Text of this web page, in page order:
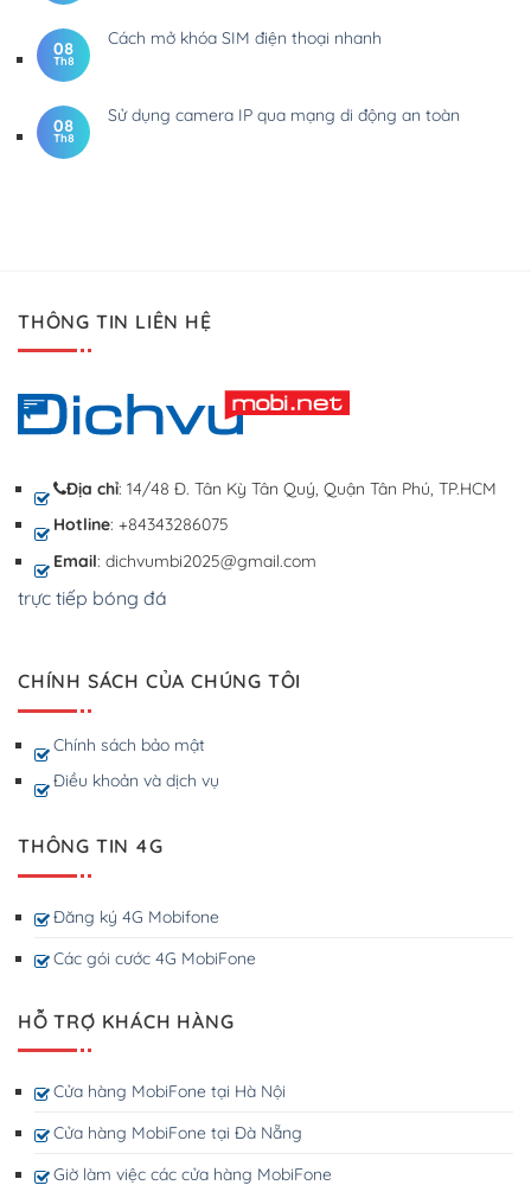
08
Th8
Cách mở khóa SIM điện thoại nhanh
08
Th8
Sử dụng camera IP qua mạng di động an toàn
THÔNG TIN LIÊN HỆ
Địa chỉ: 14/48 Đ. Tân Kỳ Tân Quý, Quận Tân Phú, TP.HCM
Hotline: +84343286075
Email: dichvumbi2025@gmail.com
trực tiếp bóng đá
CHÍNH SÁCH CỦA CHÚNG TÔI
Chính sách bảo mật
Điều khoản và dịch vụ
THÔNG TIN 4G
Đăng ký 4G Mobifone
Các gói cước 4G MobiFone
HỖ TRỢ KHÁCH HÀNG
Cửa hàng MobiFone tại Hà Nội
Cửa hàng MobiFone tại Đà Nẵng
Giờ làm việc các cửa hàng MobiFone